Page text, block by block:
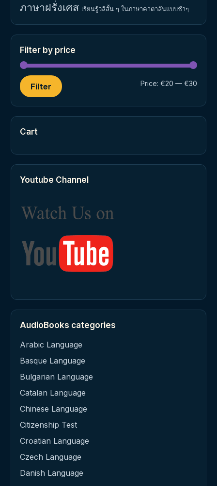
ภาษาฝรั่งเศส เรียนรู้วลีสั้น ๆ ในภาษาคาตาลันแบบช้าๆ
Filter by price
Filter Price: €20 — €30
Cart
Youtube Channel
AudioBooks categories
Arabic Language
Basque Language
Bulgarian Language
Catalan Language
Chinese Language
Citizenship Test
Croatian Language
Czech Language
Danish Language